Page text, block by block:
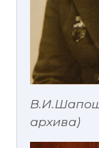
архива)